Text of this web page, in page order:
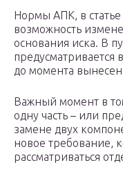
Нормы АПК, в
возможность
основания иска. В
предусматривается
до момента
Важный момент в
одну часть – или
замене двух
новое требование,
рассматриваться